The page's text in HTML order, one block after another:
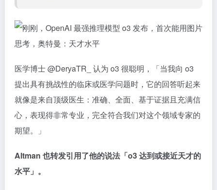
医学博士 @DeryaTR_ 认为 o3 很聪明，「当我向 o3
提出具有挑战性的临床或医学问题时，它的回答听起来
就像是来自顶级医生：准确、全面、基于证据且充满信
心，表现得非常专业，完全符合我们对这个领域专家的
期望。」
Altman 也转发引用了他的说法「o3 达到或接近天才的
水平」。